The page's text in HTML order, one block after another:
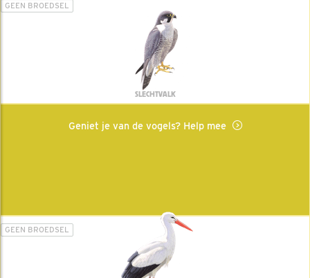
GEEN BROEDSEL
SLECHTVALK
Geniet je van de vogels? Help mee
GEEN BROEDSEL